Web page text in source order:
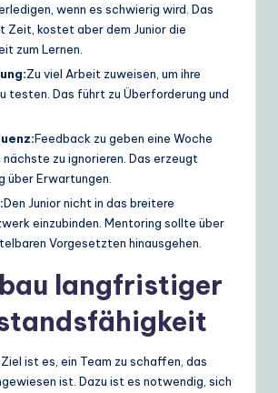
wenn es schwierig wird. Das
Zeit, kostet aber dem Junior die
zum Lernen.
Zu viel Arbeit zuweisen, um ihre
testen. Das führt zu Überforderung und
Feedback zu geben eine Woche
nächste zu ignorieren. Das erzeugt
über Erwartungen.
Den Junior nicht in das breitere
einzubinden. Mentoring sollte über
Vorgesetzten hinausgehen.
langfristiger
ist es, ein Team zu schaffen, das
ist. Dazu ist es notwendig, sich